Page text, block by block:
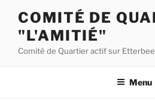
contenu
principal
COMITÉ DE
"L'AMITIÉ"
Comité de Quartier actif sur
Menu